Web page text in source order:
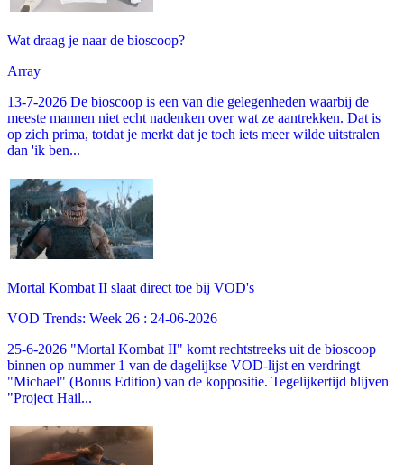
Wat draag je naar de bioscoop?
Array
13-7-2026 De bioscoop is een van die gelegenheden waarbij de
meeste mannen niet echt nadenken over wat ze aantrekken. Dat is
op zich prima, totdat je merkt dat je toch iets meer wilde uitstralen
dan 'ik ben...
Mortal Kombat II slaat direct toe bij VOD's
VOD Trends: Week 26 : 24-06-2026
25-6-2026 "Mortal Kombat II" komt rechtstreeks uit de bioscoop
binnen op nummer 1 van de dagelijkse VOD-lijst en verdringt
"Michael" (Bonus Edition) van de koppositie. Tegelijkertijd blijven
"Project Hail...